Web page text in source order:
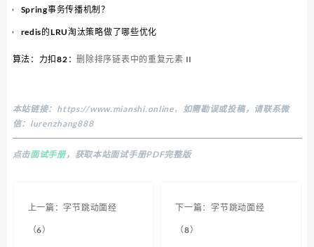
Spring事务传播机制？
redis的LRU淘汰策略做了哪些优化
算法：力扣82：删除排序链表中的重复元素 II
本站链接： https://www.mianshi.online，
如需勘误或投稿，请联系微
信：lurenzhang888
点击面试手册，获取本站面试手册PDF完整版
上一篇：字节跳动面经
（6）
下一篇：字节跳动面经
（8）